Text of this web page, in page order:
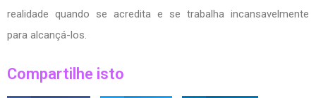
realidade quando se acredita e se trabalha incansavelmente
para alcançá-los.
Compartilhe isto